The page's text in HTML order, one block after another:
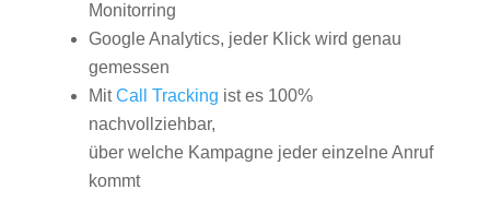
Monitorring
Google Analytics, jeder Klick wird genau
gemessen
MitCall Tracking ist es 100%
nachvollziehbar,
über welche Kampagne jeder einzelne Anruf
kommt